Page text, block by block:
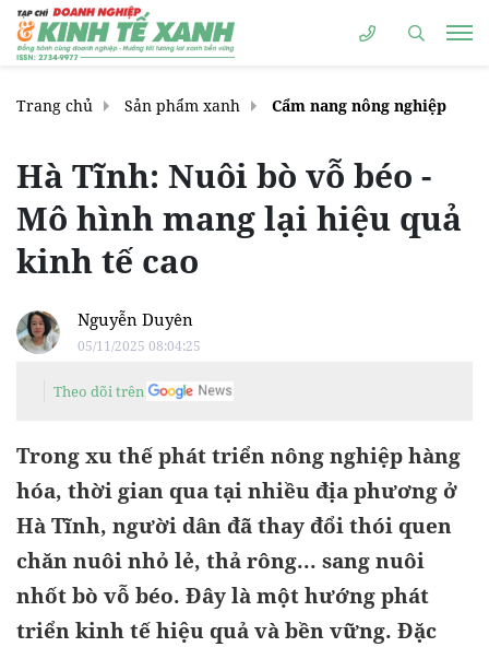
Trang chủ Sản phẩm xanh Cẩm nang nông nghiệp
Hà Tĩnh: Nuôi bò vỗ béo -
Mô hình mang lại hiệu quả
kinh tế cao
Nguyễn Duyên
05/11/2025 08:04:25
Theo dõi trên
Trong xu thế phát triển nông nghiệp hàng
hóa, thời gian qua tại nhiều địa phương ở
Hà Tĩnh, người dân đã thay đổi thói quen
chăn nuôi nhỏ lẻ, thả rông... sang nuôi
nhốt bò vỗ béo. Đây là một hướng phát
triển kinh tế hiệu quả và bền vững. Đặc